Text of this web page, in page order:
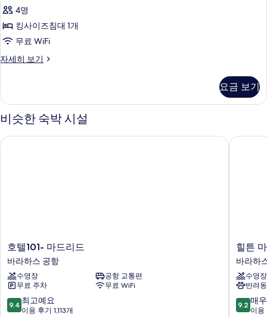
4명
킹사이즈침대 1개
무료 WiFi
자세히 보기
The
Connecting
Rooms
자
히
요금 보기
비슷한 숙박 시설
호
텔
101-
마
드
리
드
호텔101- 마드리드
바라하스 공항
수영장
공항 교통편
무료 주차
무료 WiFi
10
점
9.4 최고예요
이용 후기 1,113개
호텔101- 마드리드
힐
튼
마
드
리
드
에
힐튼
바라하
수영장
반려
10
점
9.2 매
이용
힐튼 마